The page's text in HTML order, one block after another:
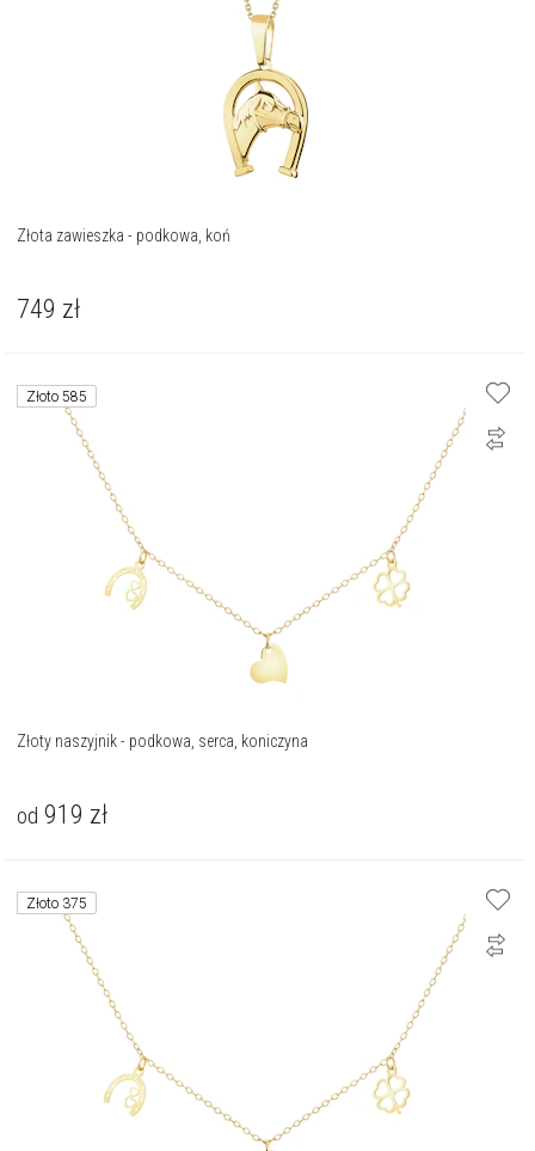
Złota zawieszka - podkowa, koń
749 zł
Złoto 585
Złoty naszyjnik - podkowa, serca, koniczyna
od 919 zł
Złoto 375